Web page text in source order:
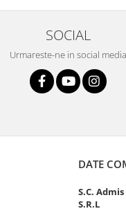
SOCIAL
Urmareste-ne in social media
DATE
S.C.
S.R.L